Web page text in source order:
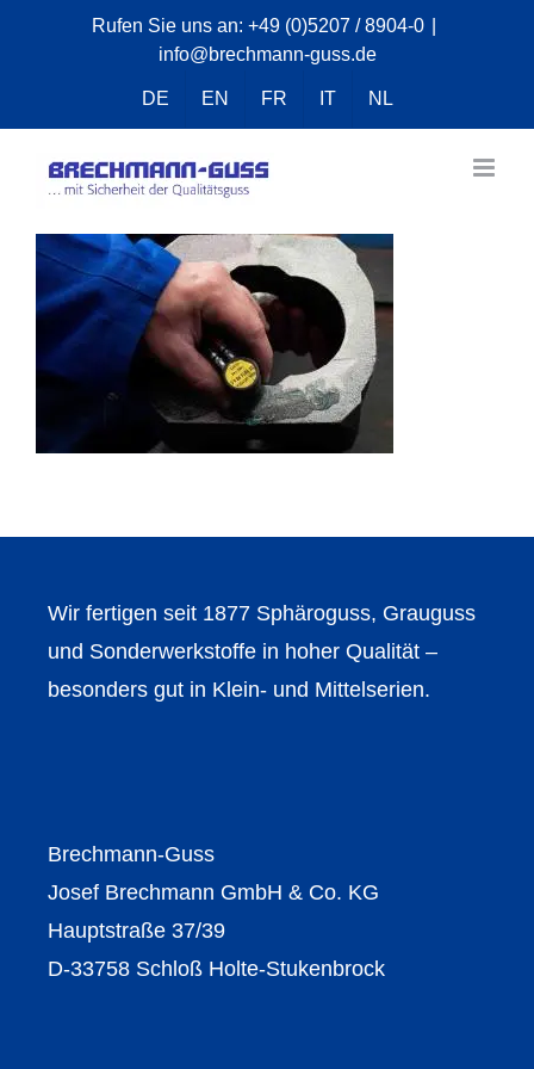
Rufen Sie uns an: +49 (0)5207 / 8904-0
info@brechmann-guss.de
DE EN FR IT NL
Wir fertigen seit 1877 Sphäroguss, Grauguss
und Sonderwerkstoffe in hoher Qualität –
besonders gut in Klein- und Mittelserien.
Brechmann-Guss
Josef Brechmann GmbH & Co. KG
Hauptstraße 37/39
D-33758 Schloß Holte-Stukenbrock